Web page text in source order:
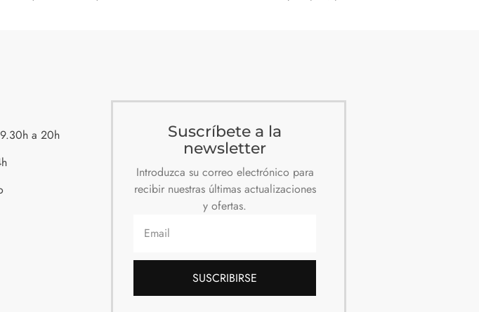
a 20h
Suscríbete a la
newsletter
Introduzca su correo electrónico para
recibir nuestras últimas actualizaciones
y ofertas.
SUSCRIBIRSE